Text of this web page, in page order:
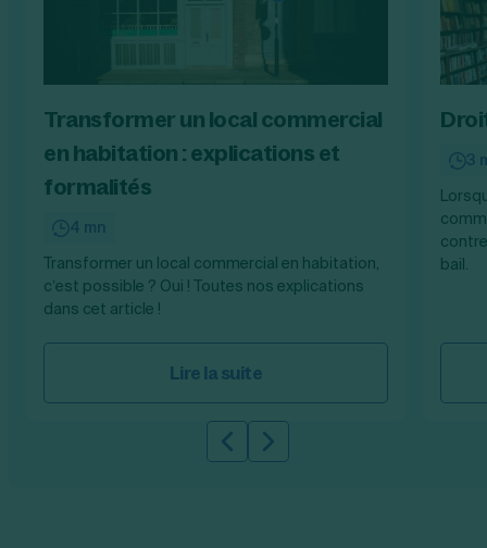
Transformer un local commercial
en habitation : explications et
formalités
4 mn
Transformer un local commercial en habitation,
c’est possible ? Oui ! Toutes nos explications
dans cet article !
Lire la suite
3
bail.
Slide précédente
Slide suivante